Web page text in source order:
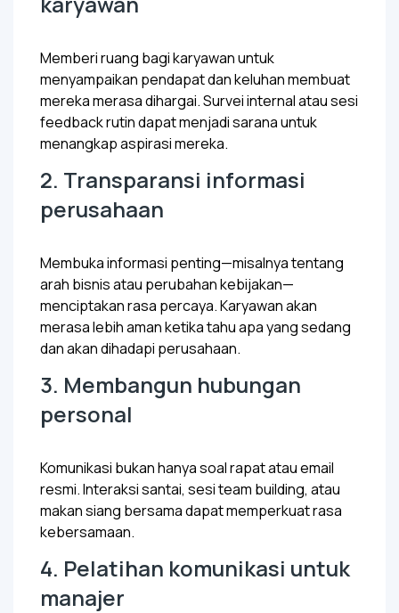
Memberi ruang bagi karyawan untuk
menyampaikan pendapat dan keluhan membuat
mereka merasa dihargai. Survei internal atau sesi
feedbackrutin dapat menjadi sarana untuk
menangkap aspirasi mereka.
2. Transparansi informasi
perusahaan
Membuka informasi penting—misalnya tentang
arah bisnis atau perubahan kebijakan—
menciptakan rasa percaya. Karyawan akan
merasa lebih aman ketika tahu apa yang sedang
dan akan dihadapi perusahaan.
3. Membangun hubungan
personal
Komunikasi bukan hanya soal rapat atau email
resmi. Interaksi santai, sesiteam building, atau
makan siang bersama dapat memperkuat rasa
kebersamaan.
4. Pelatihan komunikasi untuk
manajer